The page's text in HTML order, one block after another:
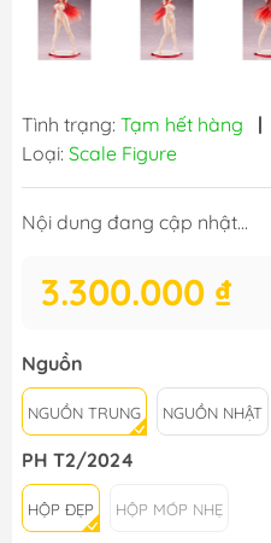
Tình trạng: Tạm hết hàng |
Loại: Scale Figure
Nội dung đang cập nhật...
3.300.000 ₫
Nguồn
NGUỒN TRUNG NGUỒN NHẬT
PH T2/2024
HỘP ĐẸP HỘP MÓP NHẸ